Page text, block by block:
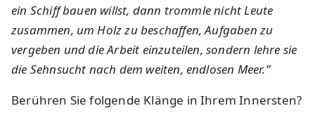
ein Schiff bauen willst, dann trommle nicht Leute
zusammen, um Holz zu beschaffen, Aufgaben zu
vergeben und die Arbeit einzuteilen, sondern lehre sie
die Sehnsucht nach dem weiten, endlosen Meer.”
Berühren Sie folgende Klänge in Ihrem Innersten?